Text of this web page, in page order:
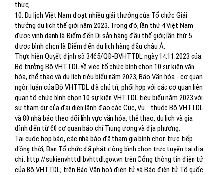
thực;
10. Du lịch Việt Nam đoạt nhiều giải thưởng của Tổ chức Giải
thưởng du lịch thế giới năm 2023. Trong đó, lần thứ 4 Việt Nam
được vinh danh là Điểm đến Di sản hàng đầu thế giới; lần thứ 5
được bình chọn là Điểm đến du lịch hàng đầu châu Á.
Thực hiện Quyết định số 3465/QĐ-BVHTTDL ngày 14.11.2023 của
Bộ trưởng Bộ VHTTDL về việc tổ chức bình chọn 10 sự kiện văn
hóa, thể thao và du lịch tiêu biểu năm 2023, Báo Văn hóa - cơ quan
ngôn luận của Bộ VHTTDL đã chủ trì, phối hợp với các cơ quan liên
quan tổ chức bình chọn 10 sự kiện VHTTDL tiêu biểu năm 2023 với
sự tham dự của đại diện lãnh đạo các Cục, Vụ… thuộc Bộ VHTTDL
và 80 nhà báo theo dõi lĩnh vực văn hóa, thể thao, du lịch và gia
đình đến từ 60 cơ quan báo chí Trung ương và địa phương.
Tại cuộc họp báo, các nhà báo đã tham gia bình chọn trực tiếp;
đồng thời, Ban Tổ chức đã phát động bình chọn trực tuyến tại địa
chỉ: http://sukienvhttdl.bvhttdl.gov.vn trên Cổng thông tin điện tử
của Bộ VHTTDL; trên Báo Văn hoá điện tử và Báo điện tử Tổ quốc.